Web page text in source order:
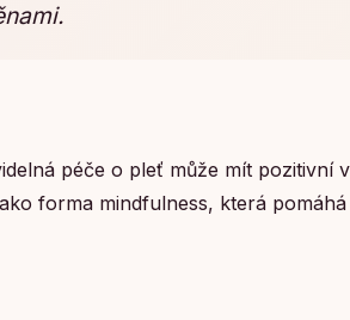
péče o pleť může mít pozitivní
forma mindfulness, která